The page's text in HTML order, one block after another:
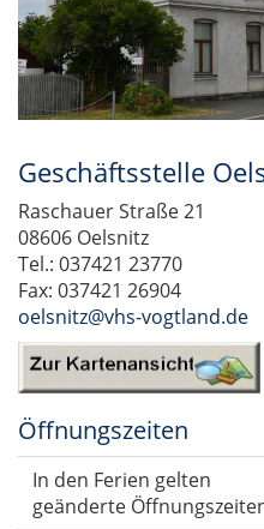
Geschäftsstelle
Raschauer Straße 21
08606 Oelsnitz
Tel.: 037421 23770
Fax: 037421 26904
oelsnitz@vhs-vogtland.de
Öffnungszeiten
In den Ferien gelten
geänderte